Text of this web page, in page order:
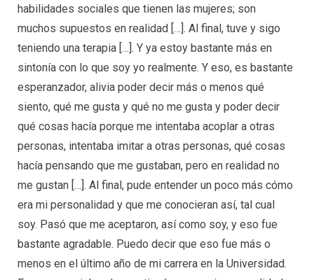
habilidades sociales que tienen las mujeres; son
muchos supuestos en realidad […]. Al final, tuve y sigo
teniendo una terapia […]. Y ya estoy bastante más en
sintonía con lo que soy yo realmente. Y eso, es bastante
esperanzador, alivia poder decir más o menos qué
siento, qué me gusta y qué no me gusta y poder decir
qué cosas hacía porque me intentaba acoplar a otras
personas, intentaba imitar a otras personas, qué cosas
hacía pensando que me gustaban, pero en realidad no
me gustan […]. Al final, pude entender un poco más cómo
era mi personalidad y que me conocieran así, tal cual
soy. Pasó que me aceptaron, así como soy, y eso fue
bastante agradable. Puedo decir que eso fue más o
menos en el último año de mi carrera en la Universidad.